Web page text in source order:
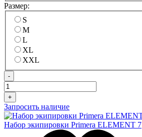
Размер:
S
M
L
XL
XXL
-
+
Запросить наличие
Набор экипировки Primera ELEMENT 7